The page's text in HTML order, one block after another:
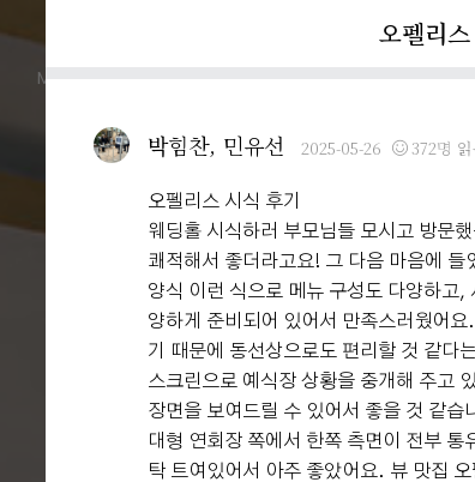
Meeting & Party
오펠리
박힘찬, 민유선 2025-05-26 372명
오펠리스 시식 후기
웨딩홀 시식하러 부모님들 모시고 방문
쾌적해서 좋더라고요! 그 다음 마음에
양식 이런 식으로 메뉴 구성도 다양하고
양하게 준비되어 있어서 만족스러웠어
기 때문에 동선상으로도 편리할 것 같다
스크린으로 예식장 상황을 중개해 주고
장면을 보여드릴 수 있어서 좋을 것 같
대형 연회장 쪽에서 한쪽 측면이 전부
탁 트여있어서 아주 좋았어요. 뷰 맛집